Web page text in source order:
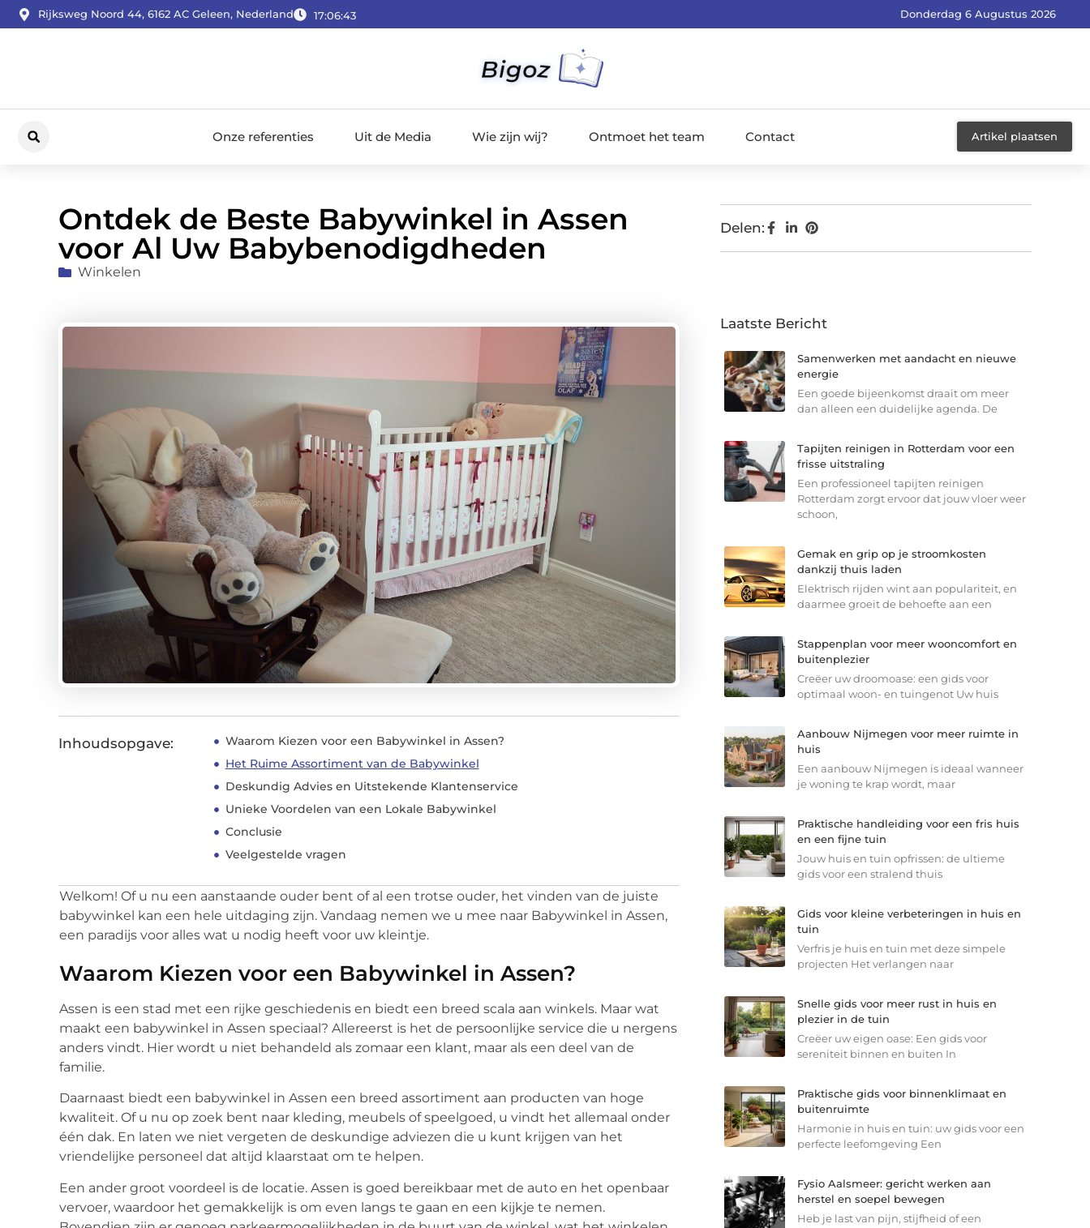
Rijksweg Noord 44, 6162 AC Geleen, Nederland 17:06:44 Donderdag 6 Augustus 2026
Onze referenties Uit de Media Wie zijn wij? Ontmoet het team Contact Artikel plaatsen
Ontdek de Beste Babywinkel in Assen
voor Al Uw Babybenodigdheden
Winkelen
Inhoudsopgave:
Waarom Kiezen voor een Babywinkel in Assen?
Het Ruime Assortiment van de Babywinkel
Deskundig Advies en Uitstekende Klantenservice
Unieke Voordelen van een Lokale Babywinkel
Conclusie
Veelgestelde vragen
Welkom! Of u nu een aanstaande ouder bent of al een trotse ouder, het vinden van de juiste
babywinkel kan een hele uitdaging zijn. Vandaag nemen we u mee naar Babywinkel in Assen,
een paradijs voor alles wat u nodig heeft voor uw kleintje.
Waarom Kiezen voor een Babywinkel in Assen?
Assen is een stad met een rijke geschiedenis en biedt een breed scala aan winkels. Maar wat
maakt een babywinkel in Assen speciaal? Allereerst is het de persoonlijke service die u nergens
anders vindt. Hier wordt u niet behandeld als zomaar een klant, maar als een deel van de
familie.
Daarnaast biedt een babywinkel in Assen een breed assortiment aan producten van hoge
kwaliteit. Of u nu op zoek bent naar kleding, meubels of speelgoed, u vindt het allemaal onder
één dak. En laten we niet vergeten de deskundige adviezen die u kunt krijgen van het
vriendelijke personeel dat altijd klaarstaat om te helpen.
Een ander groot voordeel is de locatie. Assen is goed bereikbaar met de auto en het openbaar
vervoer, waardoor het gemakkelijk is om even langs te gaan en een kijkje te nemen.
Delen:
Laatste Bericht
Samenwerken met aandacht en nieuwe
energie
Een goede bijeenkomst draait om meer
dan alleen een duidelijke agenda. De
Tapijten reinigen in Rotterdam voor een
frisse uitstraling
Een professioneel tapijten reinigen
Rotterdam zorgt ervoor dat jouw vloer weer
schoon,
Gemak en grip op je stroomkosten
dankzij thuis laden
Elektrisch rijden wint aan populariteit, en
daarmee groeit de behoefte aan een
Stappenplan voor meer wooncomfort en
buitenplezier
Creëer uw droomoase: een gids voor
optimaal woon- en tuingenot Uw huis
Aanbouw Nijmegen voor meer ruimte in
huis
Een aanbouw Nijmegen is ideaal wanneer
je woning te krap wordt, maar
Praktische handleiding voor een fris huis
en een fijne tuin
Jouw huis en tuin opfrissen: de ultieme
gids voor een stralend thuis
Gids voor kleine verbeteringen in huis en
tuin
Verfris je huis en tuin met deze simpele
projecten Het verlangen naar
Snelle gids voor meer rust in huis en
plezier in de tuin
Creëer uw eigen oase: Een gids voor
sereniteit binnen en buiten In
Praktische gids voor binnenklimaat en
buitenruimte
Harmonie in huis en tuin: uw gids voor een
perfecte leefomgeving Een
Fysio Aalsmeer: gericht werken aan
herstel en soepel bewegen
Heb je last van pijn, stijfheid of een